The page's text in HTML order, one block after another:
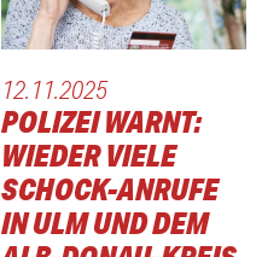
12.11.2025
POLIZEI WARNT:
WIEDER VIELE
SCHOCK-ANRUFE
IN ULM UND DEM